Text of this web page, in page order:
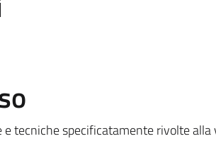
e tecniche specificatamente rivolte